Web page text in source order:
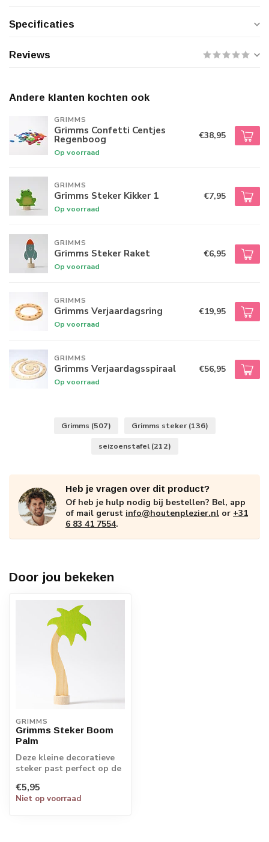
Specificaties
Reviews
Andere klanten kochten ook
GRIMMS
Grimms Confetti Centjes
Regenboog
Op voorraad
€38,95
GRIMMS
Grimms Steker Kikker 1
Op voorraad
€7,95
GRIMMS
Grimms Steker Raket
Op voorraad
€6,95
GRIMMS
Grimms Verjaardagsring
Op voorraad
€19,95
GRIMMS
Grimms Verjaardagsspiraal
Op voorraad
€56,95
Grimms (507) Grimms steker (136)
seizoenstafel (212)
Heb je vragen over dit product?
Of heb je hulp nodig bij bestellen? Bel, app
of mail gerust info@houtenplezier.nl or +31
6 83 41 7554.
Door jou bekeken
GRIMMS
Grimms Steker Boom
Palm
Deze kleine decoratieve
steker past perfect op de
ring. Z...
€5,95
Niet op voorraad